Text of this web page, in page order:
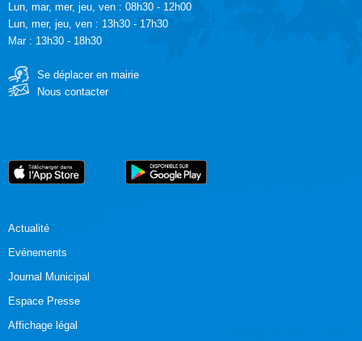
Lun, mar, mer, jeu, ven : 08h30 - 12h00
Lun, mer, jeu, ven : 13h30 - 17h30
Mar : 13h30 - 18h30
Se déplacer en mairie
Nous contacter
Actualité
Evénements
Journal Municipal
Espace Presse
Affichage légal